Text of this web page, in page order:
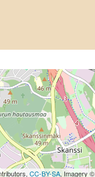
CC-BY-SA, Imagery ©